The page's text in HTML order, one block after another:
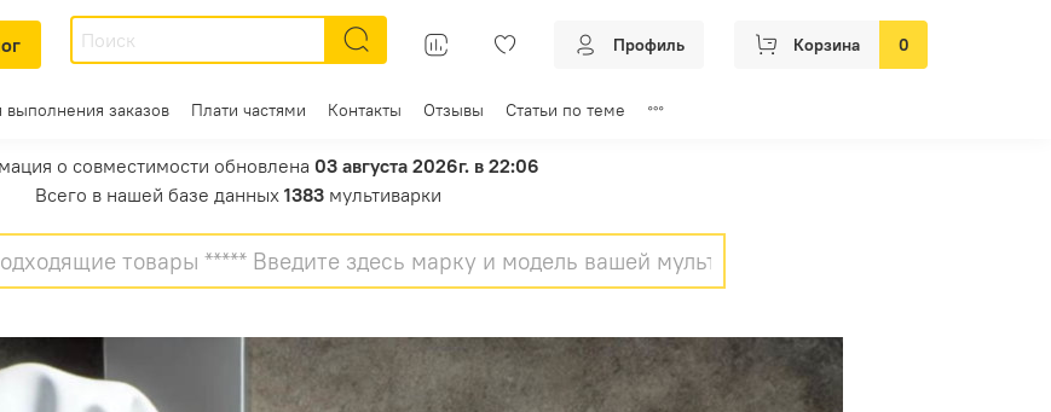
Профиль Корзина 0
выполнения заказов Плати частями Контакты Отзывы Статьи по теме
о совместимости обновлена 03 августа 2026г. в 22:06
Всего в нашей базе данных 1383 мультиварки